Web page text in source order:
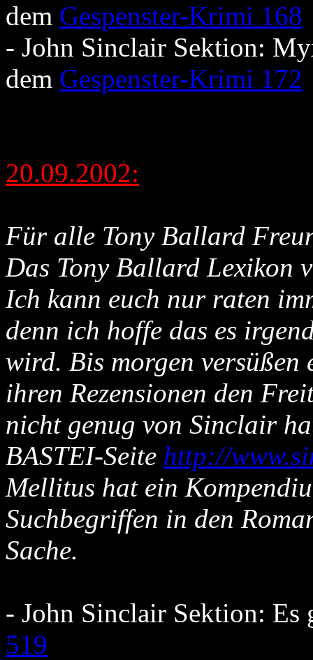
dem Gespenster-Krimi 168
- John Sinclair Sektion:
dem Gespenster-Krimi 172
20.09.2002:
Für alle Tony Ballard
Das Tony Ballard Lexikon
Ich kann euch nur raten
denn ich hoffe das es
wird. Bis morgen
ihren Rezensionen den
nicht genug von Sinclair
BASTEI-Seite http://
Mellitus hat ein
Suchbegriffen in den
Sache.
- John Sinclair Sektion: Es
519